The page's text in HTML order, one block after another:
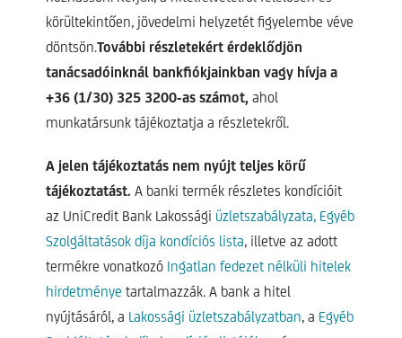
körültekintően, jövedelmi helyzetét figyelembe véve
döntsön.További részletekért érdeklődjön
tanácsadóinknál bankfiókjainkban vagy hívja a
+36 (1/30) 325 3200-as számot, ahol
munkatársunk tájékoztatja a részletekről.
A jelen tájékoztatás nem nyújt teljes körű
tájékoztatást. A banki termék részletes kondícióit
az UniCredit Bank Lakossági üzletszabályzata, Egyéb
Szolgáltatások díja kondíciós lista, illetve az adott
termékre vonatkozó Ingatlan fedezet nélküli hitelek
hirdetménye tartalmazzák. A bank a hitel
nyújtásáról, a Lakossági üzletszabályzatban, a Egyéb